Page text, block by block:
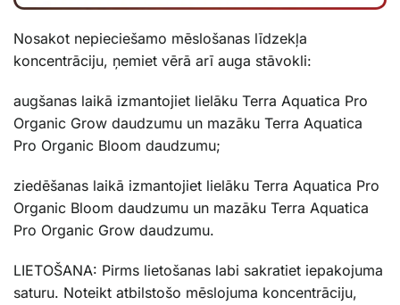
Nosakot nepieciešamo mēslošanas līdzekļa
koncentrāciju, ņemiet vērā arī auga stāvokli:
augšanas laikā izmantojiet lielāku Terra Aquatica Pro
Organic Grow daudzumu un mazāku Terra Aquatica
Pro Organic Bloom daudzumu;
ziedēšanas laikā izmantojiet lielāku Terra Aquatica Pro
Organic Bloom daudzumu un mazāku Terra Aquatica
Pro Organic Grow daudzumu.
LIETOŠANA: Pirms lietošanas labi sakratiet iepakojuma
saturu. Noteikt atbilstošo mēslojuma koncentrāciju,